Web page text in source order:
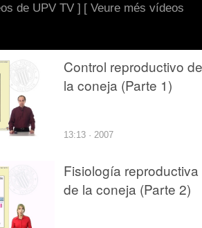
de UPV TV ] [ Veure més vídeos
Control reproductivo de
la coneja (Parte 1)
13:13 · 2007
Fisiología reproductiva
de la coneja (Parte 2)